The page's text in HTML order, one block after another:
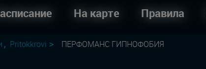
На карте Правила
Pritokkrovi ПЕРФОМАНС ГИПНОФОБИЯ